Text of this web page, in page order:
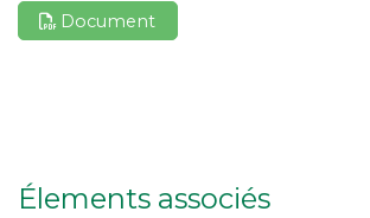
Document
Élements associés